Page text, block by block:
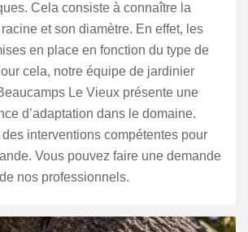
Cela consiste à connaître la
et son diamètre. En effet, les
en place en fonction du type de
cela, notre équipe de jardinier
Le Vieux présente une
d’adaptation dans le domaine.
interventions compétentes pour
Vous pouvez faire une demande
nos professionnels.